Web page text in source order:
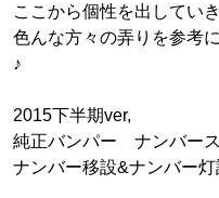
ここから個性を出してい
色んな方々の弄りを参考
♪
2015下半期ver,
純正バンパー ナンバー
ナンバー移設&ナンバー灯